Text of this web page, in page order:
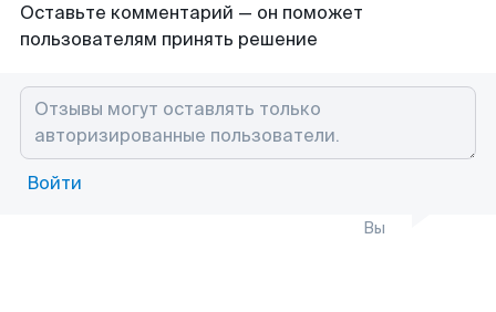
Оставьте комментарий — он поможет
пользователям принять решение
Войти
Вы